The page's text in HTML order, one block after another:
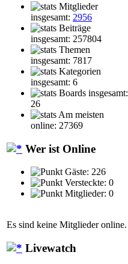
Mitglieder
insgesamt: 2956
Beiträge
insgesamt: 257804
Themen
insgesamt: 7817
Kategorien
insgesamt: 6
Boards insgesamt:
26
Am meisten
online: 27369
Wer ist Online
Gäste: 226
Versteckte: 0
Mitglieder: 0
Es sind keine Mitglieder online.
Livewatch